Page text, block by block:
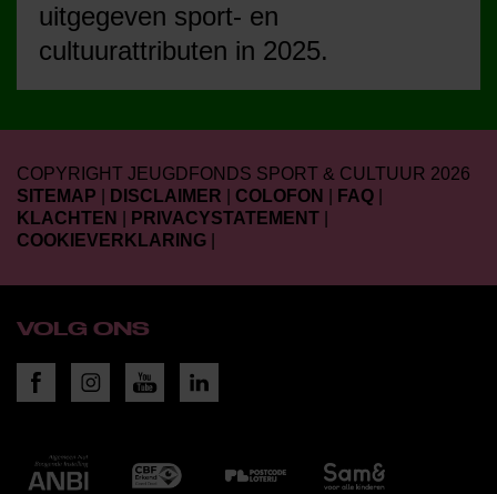
uitgegeven sport- en
cultuurattributen in 2025.
COPYRIGHT JEUGDFONDS SPORT & CULTUUR 2026
SITEMAP
DISCLAIMER COLOFON FAQ
KLACHTEN
PRIVACYSTATEMENT
COOKIEVERKLARING
VOLG ONS